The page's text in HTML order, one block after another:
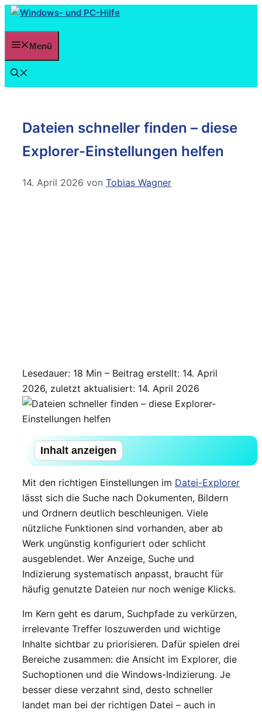
Menü
Dateien schneller finden – diese
Explorer-Einstellungen helfen
14. April 2026 von Tobias Wagner
Lesedauer: 18 Min – Beitrag erstellt: 14. April
2026, zuletzt aktualisiert: 14. April 2026
Inhalt anzeigen
Mit den richtigen Einstellungen im Datei-Explorer
lässt sich die Suche nach Dokumenten, Bildern
und Ordnern deutlich beschleunigen. Viele
nützliche Funktionen sind vorhanden, aber ab
Werk ungünstig konfiguriert oder schlicht
ausgeblendet. Wer Anzeige, Suche und
Indizierung systematisch anpasst, braucht für
häufig genutzte Dateien nur noch wenige Klicks.
Im Kern geht es darum, Suchpfade zu verkürzen,
irrelevante Treffer loszuwerden und wichtige
Inhalte sichtbar zu priorisieren. Dafür spielen drei
Bereiche zusammen: die Ansicht im Explorer, die
Suchoptionen und die Windows-Indizierung. Je
besser diese verzahnt sind, desto schneller
landet man bei der richtigen Datei – auch in